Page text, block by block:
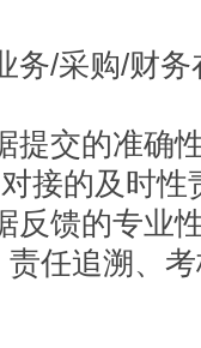
务/采购/财务
提交的准确
接的及时性
反馈的专业
责任追溯、